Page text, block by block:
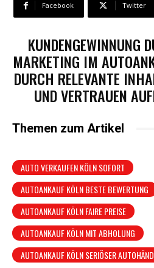
Facebook Twitter
KUNDENGEWINNUNG
MARKETING IM
DURCH RELEVANTE
UND VERTRAUEN
Themen zum Artikel
AUTO VERKAUFEN KÖLN SOFORT
AUTOANKAUF KÖLN BESTE BEWERTUNG
AUTOANKAUF KÖLN FAIRE PREISE
AUTOANKAUF KÖLN MIT ABHOLUNG
AUTOANKAUF KÖLN SERIÖSER